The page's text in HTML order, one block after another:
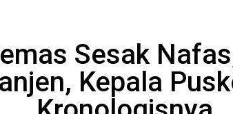
Sesak
Kepala